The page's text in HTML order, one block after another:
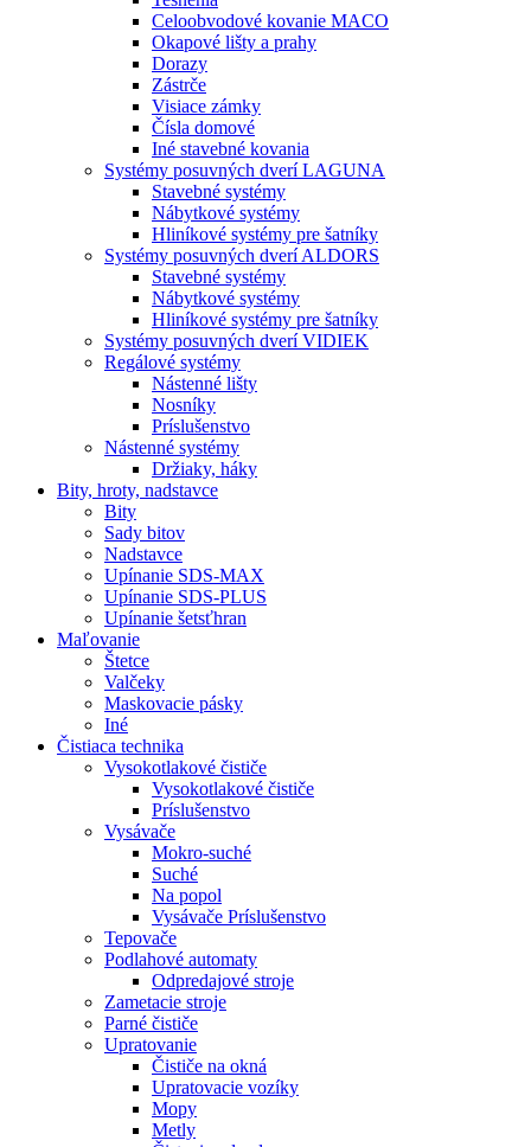
Celoobvodové kovanie MACO
Okapové lišty a prahy
Dorazy
Zástrče
Visiace zámky
Čísla domové
Iné stavebné kovania
Systémy posuvných dverí LAGUNA
Stavebné systémy
Nábytkové systémy
Hliníkové systémy pre šatníky
Systémy posuvných dverí ALDORS
Stavebné systémy
Nábytkové systémy
Hliníkové systémy pre šatníky
Systémy posuvných dverí VIDIEK
Regálové systémy
Nástenné lišty
Nosníky
Príslušenstvo
Nástenné systémy
Držiaky, háky
Bity, hroty, nadstavce
Bity
Sady bitov
Nadstavce
Upínanie SDS-MAX
Upínanie SDS-PLUS
Upínanie šetsťhran
Maľovanie
Štetce
Valčeky
Maskovacie pásky
Iné
Čistiaca technika
Vysokotlakové čističe
Vysokotlakové čističe
Príslušenstvo
Vysávače
Mokro-suché
Suché
Na popol
Vysávače Príslušenstvo
Tepovače
Podlahové automaty
Odpredajové stroje
Zametacie stroje
Parné čističe
Upratovanie
Čističe na okná
Upratovacie vozíky
Mopy
Metly